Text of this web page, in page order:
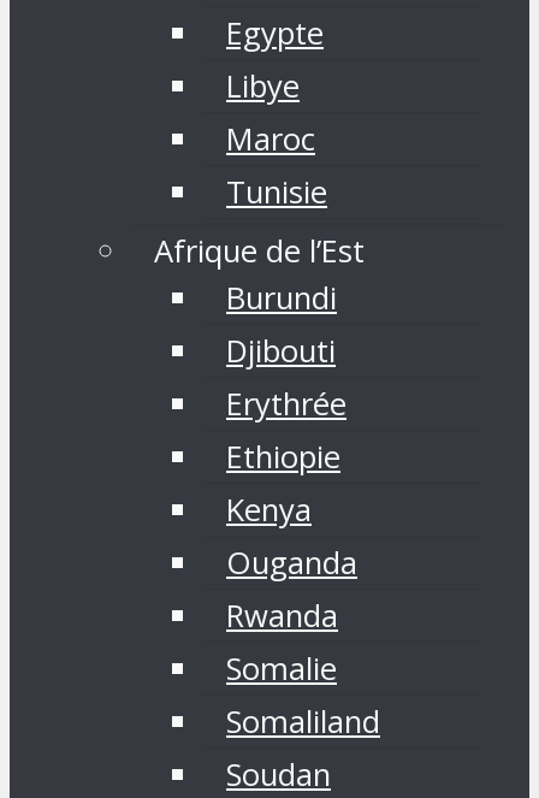
Egypte
Libye
Maroc
Tunisie
Afrique de l’Est
Burundi
Djibouti
Erythrée
Ethiopie
Kenya
Ouganda
Rwanda
Somalie
Somaliland
Soudan